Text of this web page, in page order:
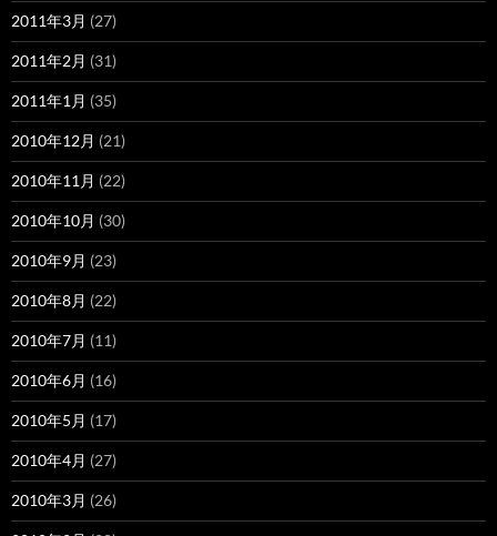
2011年3月 (27)
2011年2月 (31)
2011年1月 (35)
2010年12月 (21)
2010年11月 (22)
2010年10月 (30)
2010年9月 (23)
2010年8月 (22)
2010年7月 (11)
2010年6月 (16)
2010年5月 (17)
2010年4月 (27)
2010年3月 (26)